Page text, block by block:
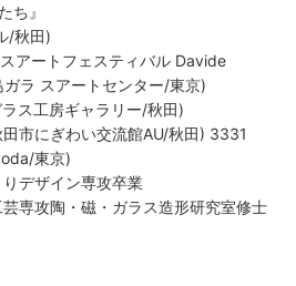
ち』
/秋田)
アートフェスティバル Davide
ラ スアートセンター/東京)
ス工房ギャラリー/秋田)
市にぎわい交流館AU/秋田) 3331
東京)
デザイン専攻卒業
専攻陶・磁・ガラス造形研究室修士